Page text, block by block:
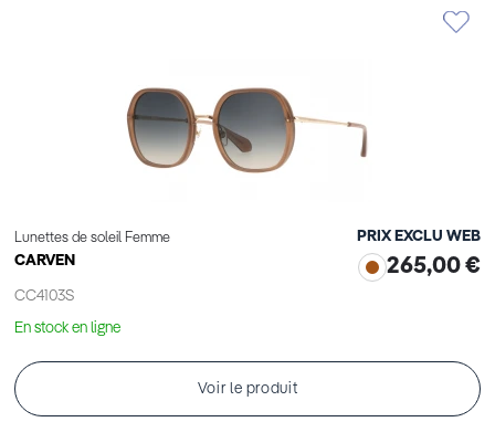
Lunettes de soleil Femme
CARVEN
CC4103S
PRIX EXCLU WEB
265,00 €
En stock en ligne
Voir le produit